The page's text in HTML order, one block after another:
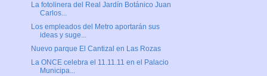
La fotolinera del Real Jardín Botánico Juan
Carlos...
Los empleados del Metro aportarán sus
ideas y suge...
Nuevo parque El Cantizal en Las Rozas
La ONCE celebra el 11.11.11 en el Palacio
Municipa...